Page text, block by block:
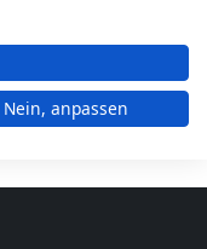
Nein, anpassen